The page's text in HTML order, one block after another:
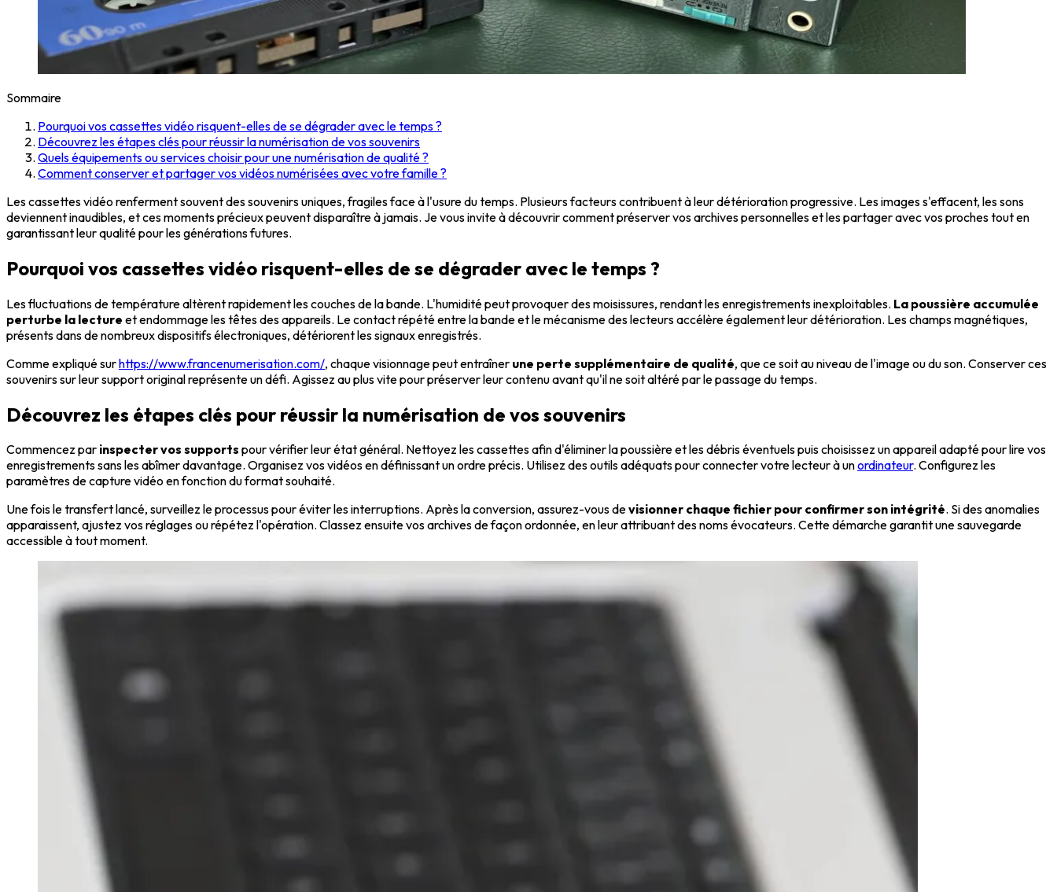
Sommaire
Pourquoi vos cassettes vidéo risquent-elles de se dégrader avec le temps ?
Découvrez les étapes clés pour réussir la numérisation de vos souvenirs
Quels équipements ou services choisir pour une numérisation de qualité ?
Comment conserver et partager vos vidéos numérisées avec votre famille ?
Les cassettes vidéo renferment souvent des souvenirs uniques, fragiles face à l'usure du temps. Plusieurs facteurs contribuent à leur détérioration progressive. Les images s'effacent, les sons
deviennent inaudibles, et ces moments précieux peuvent disparaître à jamais. Je vous invite à découvrir comment préserver vos archives personnelles et les partager avec vos proches tout en
garantissant leur qualité pour les générations futures.
Pourquoi vos cassettes vidéo risquent-elles de se dégrader avec le temps ?
Les fluctuations de température altèrent rapidement les couches de la bande. L'humidité peut provoquer des moisissures, rendant les enregistrements inexploitables. La poussière accumulée
perturbe la lecture et endommage les têtes des appareils. Le contact répété entre la bande et le mécanisme des lecteurs accélère également leur détérioration. Les champs magnétiques,
présents dans de nombreux dispositifs électroniques, détériorent les signaux enregistrés.
Comme expliqué surhttps://www.francenumerisation.com/, chaque visionnage peut entraîner une perte supplémentaire de qualité, que ce soit au niveau de l'image ou du son. Conserver ces
souvenirs sur leur support original représente un défi. Agissez au plus vite pour préserver leur contenu avant qu'il ne soit altéré par le passage du temps.
Découvrez les étapes clés pour réussir la numérisation de vos souvenirs
Commencez par inspecter vos supports pour vérifier leur état général. Nettoyez les cassettes afin d'éliminer la poussière et les débris éventuels puis choisissez un appareil adapté pour lire vos
enregistrements sans les abîmer davantage. Organisez vos vidéos en définissant un ordre précis. Utilisez des outils adéquats pour connecter votre lecteur à unordinateur. Configurez les
paramètres de capture vidéo en fonction du format souhaité.
Une fois le transfert lancé, surveillez le processus pour éviter les interruptions. Après la conversion, assurez-vous devisionner chaque fichier pour confirmer son intégrité. Si des anomalies
apparaissent, ajustez vos réglages ou répétez l'opération. Classez ensuite vos archives de façon ordonnée, en leur attribuant des noms évocateurs. Cette démarche garantit une sauvegarde
accessible à tout moment.